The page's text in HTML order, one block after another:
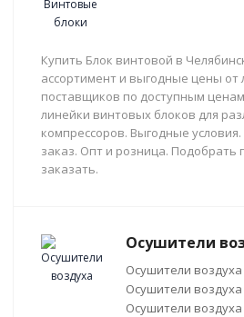
Купить Блок винтовой в
ассортимент и выгодные цены от
поставщиков по доступным
линейки винтовых блоков для
компрессоров. Выгодные
заказ. Опт и розница. Подобрать
заказать.
Осушители
Осушители воздуха
Осушители воздуха
Осушители